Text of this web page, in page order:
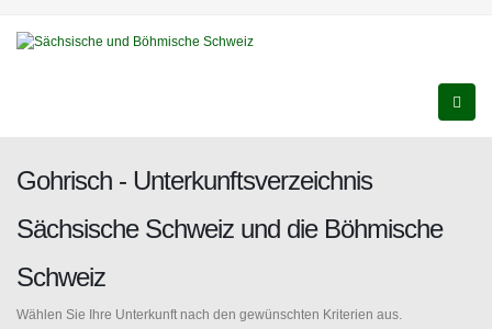
Gohrisch - Unterkunftsverzeichnis
Sächsische Schweiz und die Böhmische
Schweiz
Wählen Sie Ihre Unterkunft nach den gewünschten Kriterien aus.